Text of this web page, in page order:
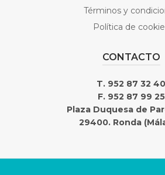
Términos y
Política de
CONTACTO
T. 952 87 32 40
F. 952 87 99 25
Plaza Duquesa de
29400. Ronda